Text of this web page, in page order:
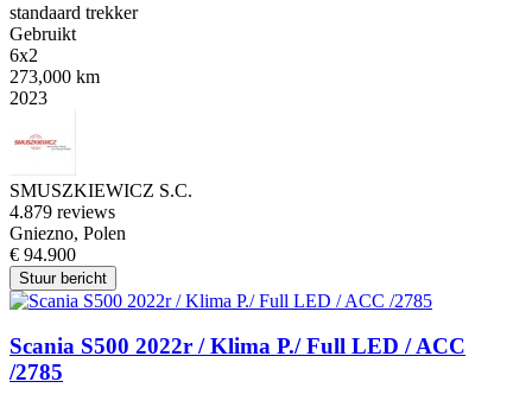
standaard trekker
Gebruikt
6x2
273,000 km
2023
SMUSZKIEWICZ S.C.
4.879 reviews
Gniezno, Polen
€ 94.900
Stuur bericht
Scania S500 2022r / Klima P./ Full LED / ACC
/2785